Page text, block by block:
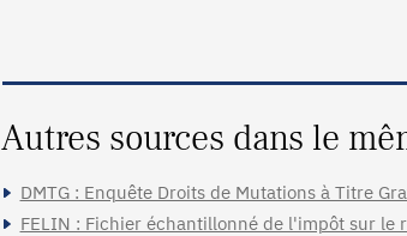
Autres sources dans le
DMTG : Enquête Droits de Mutations à Titre
FELIN : Fichier échantillonné de l'impôt sur le